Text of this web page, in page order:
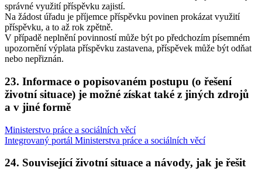
správné využití příspěvku zajistí.
Na žádost úřadu je příjemce příspěvku povinen prokázat využití
příspěvku, a to až rok zpětně.
V případě neplnění povinností může být po předchozím písemném
upozornění výplata příspěvku zastavena, příspěvek může být odňat
nebo nepřiznán.
23. Informace o popisovaném postupu (o řešení
životní situace) je možné získat také z jiných zdrojů
a v jiné formě
Ministerstvo práce a sociálních věcí
Integrovaný portál Ministerstva práce a sociálních věcí
24. Související životní situace a návody, jak je řešit